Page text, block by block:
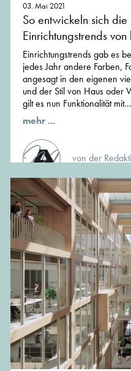
03. Mai 2021
So entwickeln sich
Einrichtungstrends von
Einrichtungstrends gab es
jedes Jahr andere Farben,
angesagt in den eigenen
und der Stil von Haus oder
gilt es nun Funktionalität mit...
mehr ...
von der